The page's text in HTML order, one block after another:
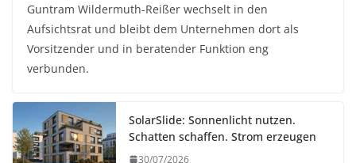
Guntram Wildermuth-Reißer wechselt in den
Aufsichtsrat und bleibt dem Unternehmen dort als
Vorsitzender und in beratender Funktion eng
verbunden.
SolarSlide: Sonnenlicht nutzen.
Schatten schaffen. Strom erzeugen
30/07/2026